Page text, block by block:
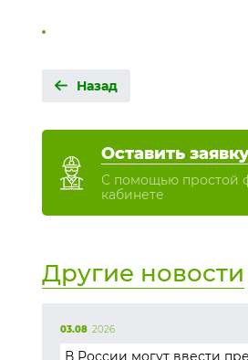
Назад
Оставить
С помощью простой
кабинете
Другие новости
03.08 2026
В России могут ввести